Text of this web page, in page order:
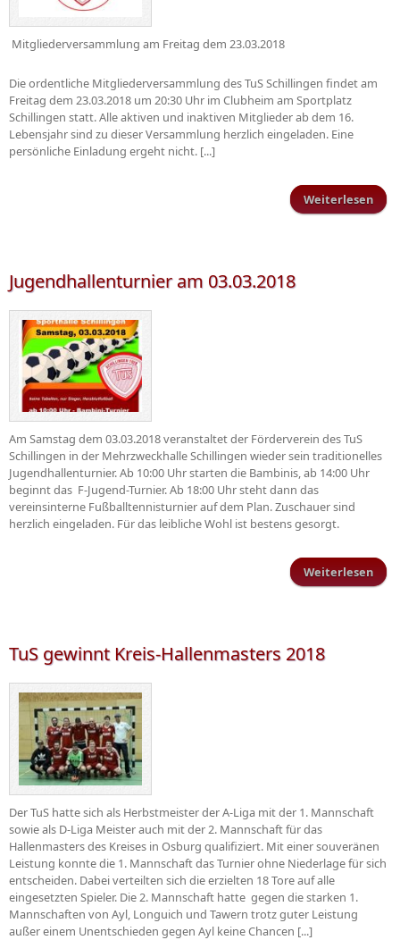
Mitgliederversammlung am Freitag dem 23.03.2018
Die ordentliche Mitgliederversammlung des TuS Schillingen findet am
Freitag dem 23.03.2018 um 20:30 Uhr im Clubheim am Sportplatz
Schillingen statt. Alle aktiven und inaktiven Mitglieder ab dem 16.
Lebensjahr sind zu dieser Versammlung herzlich eingeladen. Eine
persönliche Einladung ergeht nicht. [...]
Weiterlesen
Jugendhallenturnier am 03.03.2018
Am Samstag dem 03.03.2018 veranstaltet der Förderverein des TuS
Schillingen in der Mehrzweckhalle Schillingen wieder sein traditionelles
Jugendhallenturnier. Ab 10:00 Uhr starten die Bambinis, ab 14:00 Uhr
beginnt das F-Jugend-Turnier. Ab 18:00 Uhr steht dann das
vereinsinterne Fußballtennisturnier auf dem Plan. Zuschauer sind
herzlich eingeladen. Für das leibliche Wohl ist bestens gesorgt.
Weiterlesen
TuS gewinnt Kreis-Hallenmasters 2018
Der TuS hatte sich als Herbstmeister der A-Liga mit der 1. Mannschaft
sowie als D-Liga Meister auch mit der 2. Mannschaft für das
Hallenmasters des Kreises in Osburg qualifiziert. Mit einer souveränen
Leistung konnte die 1. Mannschaft das Turnier ohne Niederlage für sich
entscheiden. Dabei verteilten sich die erzielten 18 Tore auf alle
eingesetzten Spieler. Die 2. Mannschaft hatte gegen die starken 1.
Mannschaften von Ayl, Longuich und Tawern trotz guter Leistung
außer einem Unentschieden gegen Ayl keine Chancen [...]